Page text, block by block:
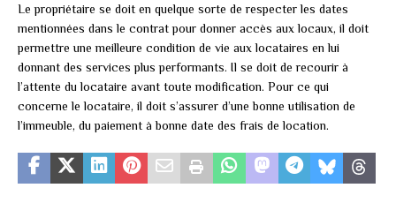
Le propriétaire se doit en quelque sorte de respecter les dates
mentionnées dans le contrat pour donner accès aux locaux, il doit
permettre une meilleure condition de vie aux locataires en lui
donnant des services plus performants. Il se doit de recourir à
l’attente du locataire avant toute modification. Pour ce qui
concerne le locataire, il doit s’assurer d’une bonne utilisation de
l’immeuble, du paiement à bonne date des frais de location.